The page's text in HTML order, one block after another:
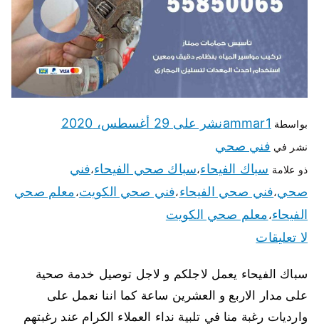
بواسطة ammar1نشر على 29 أغسطس، 2020
نشر في فني صحي
ذو علامة سباك الفيحاء،سباك صحي الفيحاء،فني
صحي،فني صحي الفيحاء،فني صحي الكويت،معلم صحي
الفيحاء،معلم صحي الكويت
لا تعليقات
سباك الفيحاء يعمل لاجلكم و لاجل توصيل خدمة صحية
على مدار الاربع و العشرين ساعة كما اننا نعمل على
وارديات رغبة منا في تلبية نداء العملاء الكرام عند رغبتهم